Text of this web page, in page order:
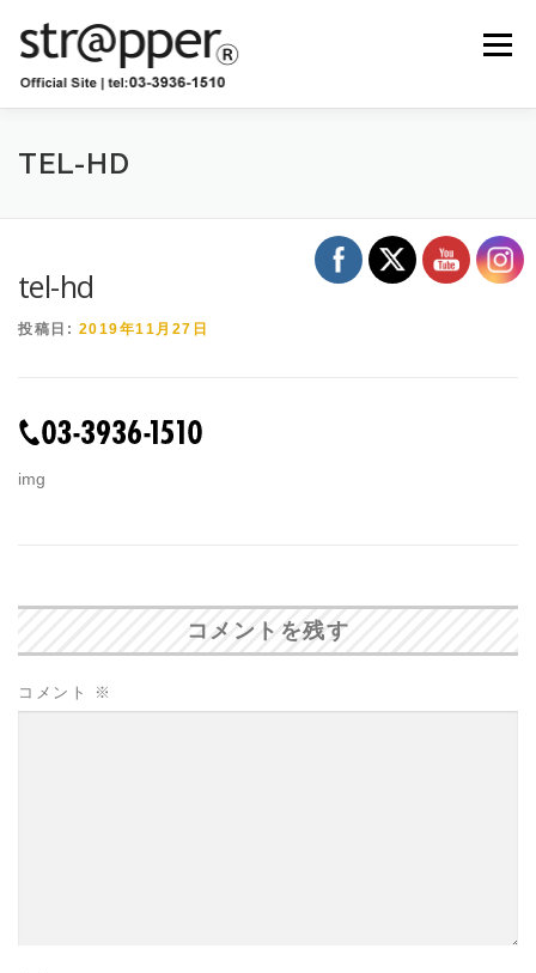
ツ
メニュー
ショップ
TEL-HD
tel-hd
投稿日: 2019年11月27日
img
コメントを残す
コメント ※